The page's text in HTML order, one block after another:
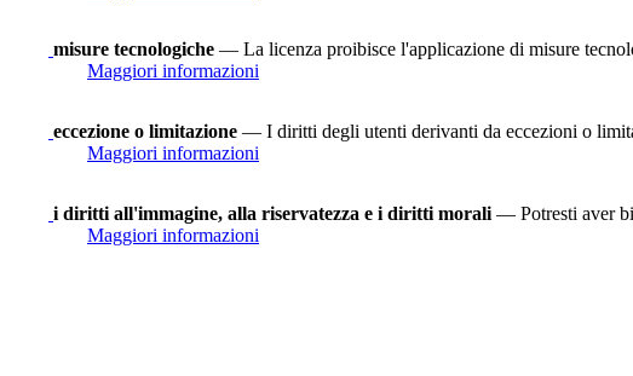
misure tecnologiche — La licenza proibisce l'applicazione di misure
Maggiori informazioni
eccezione o limitazione — I diritti degli utenti derivanti da eccezioni o
Maggiori informazioni
i diritti all'immagine, alla riservatezza e i diritti morali — Potresti aver
Maggiori informazioni